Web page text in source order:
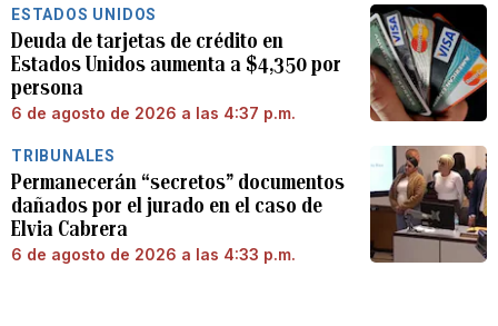
ESTADOS UNIDOS
Deuda de tarjetas de crédito en
Estados Unidos aumenta a $4,350 por
persona
6 de agosto de 2026 a las 4:37 p.m.
TRIBUNALES
Permanecerán “secretos” documentos
dañados por el jurado en el caso de
Elvia Cabrera
6 de agosto de 2026 a las 4:33 p.m.